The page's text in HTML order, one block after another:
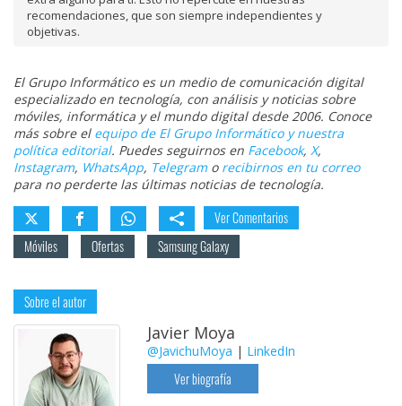
recomendaciones, que son siempre independientes y
objetivas.
El Grupo Informático es un medio de comunicación digital
especializado en tecnología, con análisis y noticias sobre
móviles, informática y el mundo digital desde 2006. Conoce
más sobre el equipo de El Grupo Informático y nuestra
política editorial. Puedes seguirnos en Facebook, X,
Instagram, WhatsApp, Telegramo recibirnos en tu correo
para no perderte las últimas noticias de tecnología.
Ver Comentarios
Móviles
Ofertas Samsung Galaxy
Sobre el autor
Javier Moya
@JavichuMoya | LinkedIn
Ver biografía